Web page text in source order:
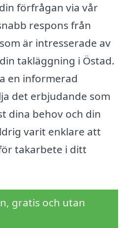
förfrågan via vår
respons från
är intresserade av
takläggning i Östad.
en informerad
det erbjudande som
dina behov och din
varit enklare att
takarbete i ditt
gratis och utan